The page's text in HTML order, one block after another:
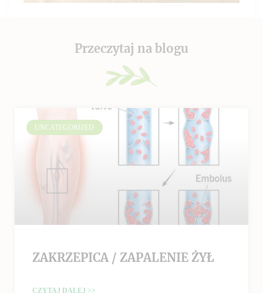
Przeczytaj na blogu
UNCATEGORIZED
ZAKRZEPICA / ZAPALENIE ŻYŁ
CZYTAJ DALEJ >>